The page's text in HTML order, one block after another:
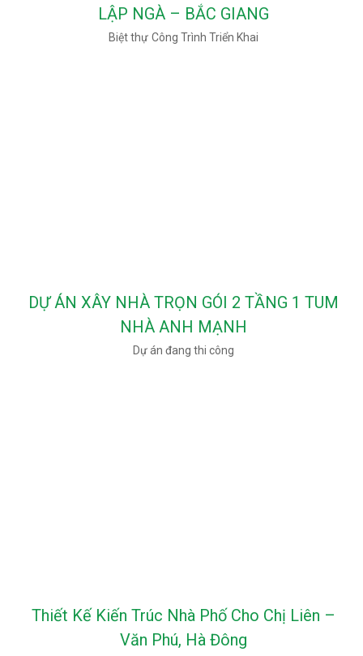
LẬP NGÀ – BẮC GIANG
Biệt thự Công Trình Triển Khai
DỰ ÁN XÂY NHÀ TRỌN GÓI 2 TẦNG 1 TUM
NHÀ ANH MẠNH
Dự án đang thi công
Thiết Kế Kiến Trúc Nhà Phố Cho Chị Liên –
Văn Phú, Hà Đông